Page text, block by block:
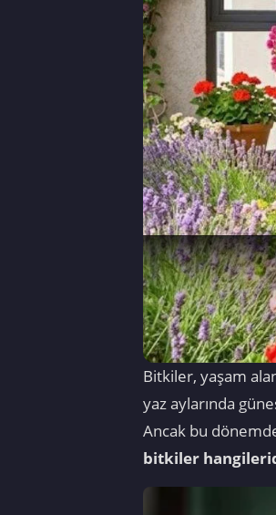
Bitkiler, yaşam
yaz aylarında
Ancak bu
bitkiler